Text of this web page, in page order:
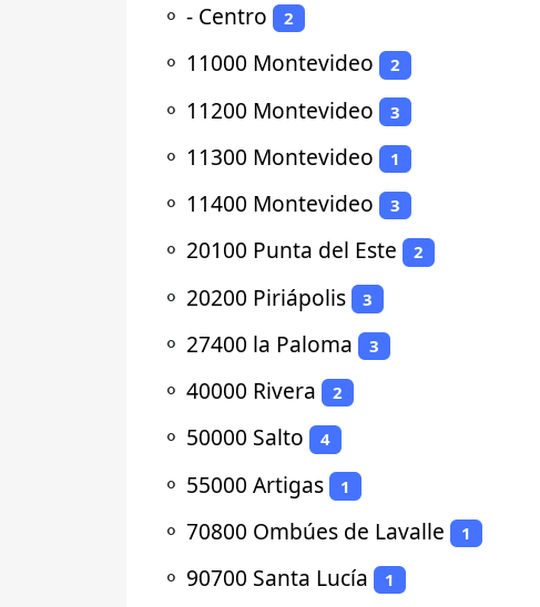
⚬ - Centro 2
⚬ 11000 Montevideo 2
⚬ 11200 Montevideo 3
⚬ 11300 Montevideo 1
⚬ 11400 Montevideo 3
⚬ 20100 Punta del Este 2
⚬ 20200 Piriápolis 3
⚬ 27400 la Paloma 3
⚬ 40000 Rivera 2
⚬ 50000 Salto 4
⚬ 55000 Artigas 1
⚬ 70800 Ombúes de Lavalle 1
⚬ 90700 Santa Lucía 1